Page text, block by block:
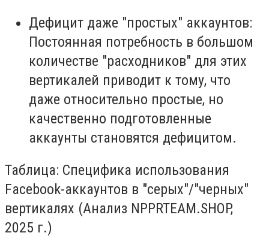
Дефицит даже "простых" аккаунтов:
Постоянная потребность в большом
количестве "расходников" для этих
вертикалей приводит к тому, что
даже относительно простые, но
качественно подготовленные
аккаунты становятся дефицитом.
Таблица: Специфика использования
Facebook-аккаунтов в "серых"/"черных"
вертикалях (Анализ NPPRTEAM.SHOP,
2025 г.)